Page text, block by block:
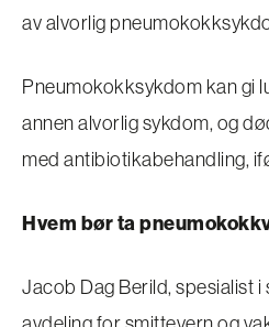
av alvorlig
Pneumokokksykdom kan gi
annen alvorlig sykdom, og
med antibiotikabehandling,
Hvem bør ta
Jacob Dag Berild, spesialist